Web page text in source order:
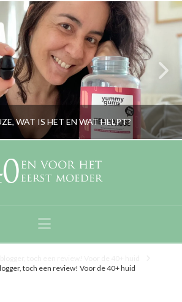
WAT IS HET EN WAT HELPT?
RORYBLOKZIJL
Navigation
toch een review! Voor de 40+ huid